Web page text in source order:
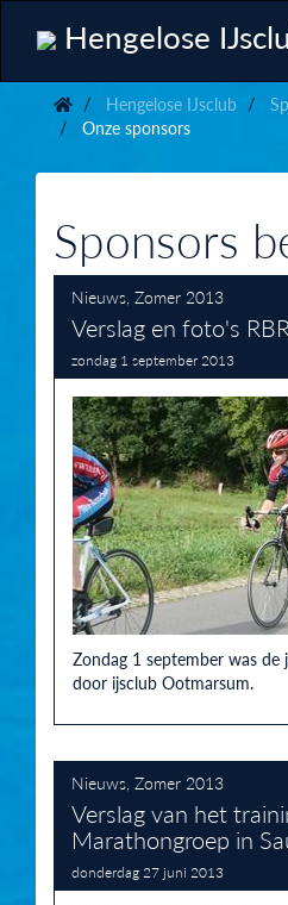
Hengelose
Hengelose IJsclub
Onze sponsors
Sponsors
Nieuws Zomer 2013
Verslag en foto's
zondag 1 september 2013
Zondag 1 september was de
door ijsclub Ootmarsum.
Nieuws Zomer 2013
Verslag van het
Marathongroep in
donderdag 27 juni 2013